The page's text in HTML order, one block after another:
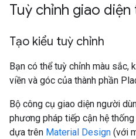
Tuỳ chỉnh giao
Tạo kiểu tuỳ chỉnh
Bạn có thể tuỳ chỉnh màu sắc,
viền và góc của thành phần
Bộ công cụ giao diện người
phương pháp tiếp cận hệ
dựa trên Material Design (với